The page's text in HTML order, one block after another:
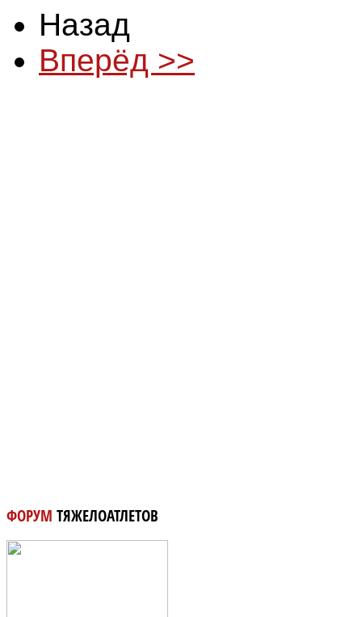
Назад
Вперёд >>
ФОРУМ ТЯЖЕЛОАТЛЕТОВ